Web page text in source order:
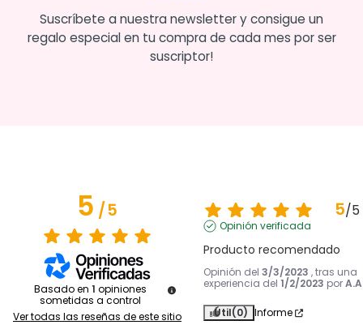
Suscríbete a nuestra newsletter y consigue un
regalo especial en tu compra de cada mes por ser
suscriptor!
5/5
Basado en 1 opiniones
sometidas a control
Ver todas las reseñas de este sitio
5/5
Opinión verificada
Producto recomendado
Opinión del 3/3/2023 , tras una
experiencia del 1/2/2023 por
Útil(0) Informe